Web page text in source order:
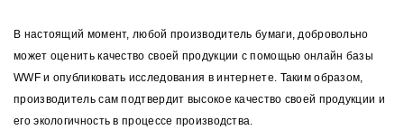
В настоящий момент, любой производитель бумаги, добровольно
может оценить качество своей продукции с помощью онлайн базы
WWF и опубликовать исследования в интернете. Таким образом,
производитель сам подтвердит высокое качество своей продукции и
его экологичность в процессе производства.